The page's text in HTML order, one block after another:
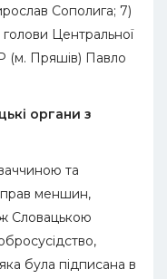
Сополига; 7)
голови Центральної
(м. Пряшів) Павло
органи з
та
прав меншин,
Словацькою
була підписана в